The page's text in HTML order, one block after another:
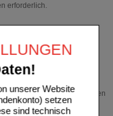
unserer Website
setzen
sind technisch
erforderlich.
kann die Wirkung durch
und durch Reiz- und
gilt insbesondere für
Arzneimittel einnehmen, holen